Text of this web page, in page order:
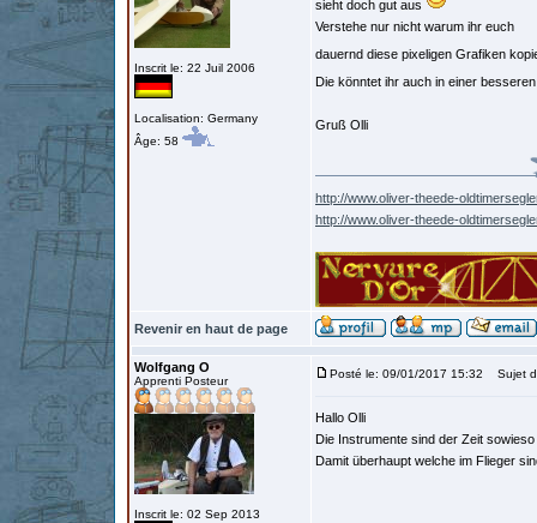
Inscrit le: 22 Juil 2006
Localisation: Germany
Âge: 58
sieht doch gut aus
Verstehe nur nicht warum ihr euch
dauernd diese pixeligen Grafiken
Die könntet ihr auch in einer
Gruß Olli
http://www.oliver-theede-
http://www.oliver-theede-
Revenir en haut de page
Wolfgang O
Apprenti Posteur
Inscrit le: 02 Sep 2013
Posté le: 09/01/2017 15:32 Sujet
Hallo Olli
Die Instrumente sind der Zeit
Damit überhaupt welche im Flieger